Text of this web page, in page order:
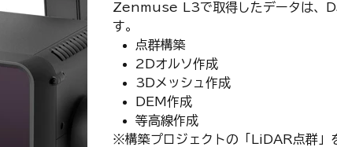
Zenmuse L3で取得したデータは、
す。
点群構築
2Dオルソ作成
3Dメッシュ作成
DEM作成
等高線作成
※構築プロジェクトの「LiDAR点群」